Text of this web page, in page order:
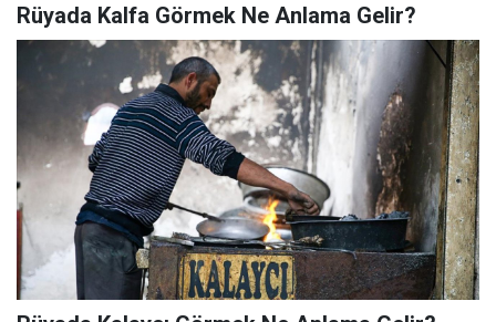
Rüyada Kalfa Görmek Ne Anlama Gelir?